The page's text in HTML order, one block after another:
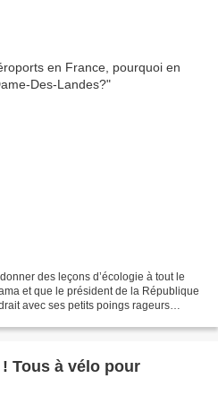
des leçons d’écologie à tout le
et que le président de la République
avec ses petits poings rageurs
Tous à vélo pour